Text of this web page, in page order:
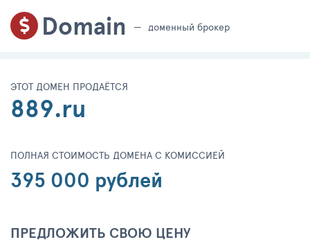
Domain доменный брокер
ЭТОТ ДОМЕН ПРОДАЁТСЯ
889.ru
ПОЛНАЯ СТОИМОСТЬ ДОМЕНА С КОМИССИЕЙ
395 000 рублей
ПРЕДЛОЖИТЬ СВОЮ ЦЕНУ